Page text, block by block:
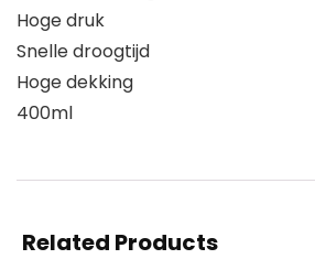
Hoge druk
Snelle droogtijd
Hoge dekking
400ml
Related Products